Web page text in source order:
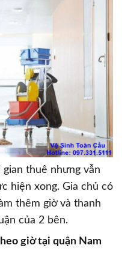
thuê nhưng vẫn
hiện xong. Gia chủ có
thêm giờ và thanh
của 2 bên.
giờ tại quận Nam